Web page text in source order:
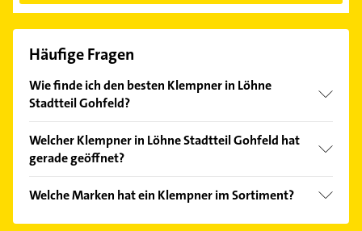
Häufige Fragen
Wie finde ich den besten Klempner in Löhne
Stadtteil Gohfeld?
Kundenmeinungen und profitieren Sie von den
Empfehlungen. Die Suchergebnisse können Sie sich
Welcher Klempner in Löhne Stadtteil Gohfeld hat
gerade geöffnet?
Bitte beachten Sie, dass diese an Sonn- und
Feiertagen abweichen können.
Welche Marken hat ein Klempner im Sortiment?
Der Klempner verkauft Marken wie Buderus, Hansa,